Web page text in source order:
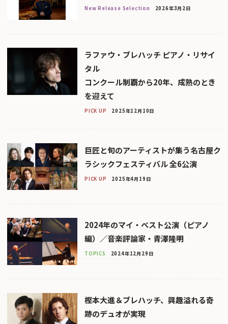
New Release Selection 2026年3月2日
ラファウ・ブレハッチ ピアノ・リサイ
タル
コンクール制覇から20年、成熟のとき
を迎えて
PICK UP 2025年12月10日
巨匠と旬のアーティストが集う名古屋ク
ラシックフェスティバル 全6公演
PICK UP 2025年4月19日
2024年のマイ・ベスト公演（ピアノ
編）／音楽評論家・青澤隆明
TOPICS 2024年12月29日
樫本大進＆ブレハッチ、興趣溢れる奇
跡のデュオが実現